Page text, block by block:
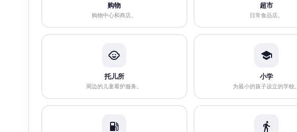
购物
购物中心和商店。
超市
日常食品店。
托儿所
周边的儿童看护服务。
小学
为最小的孩子设立的学校。